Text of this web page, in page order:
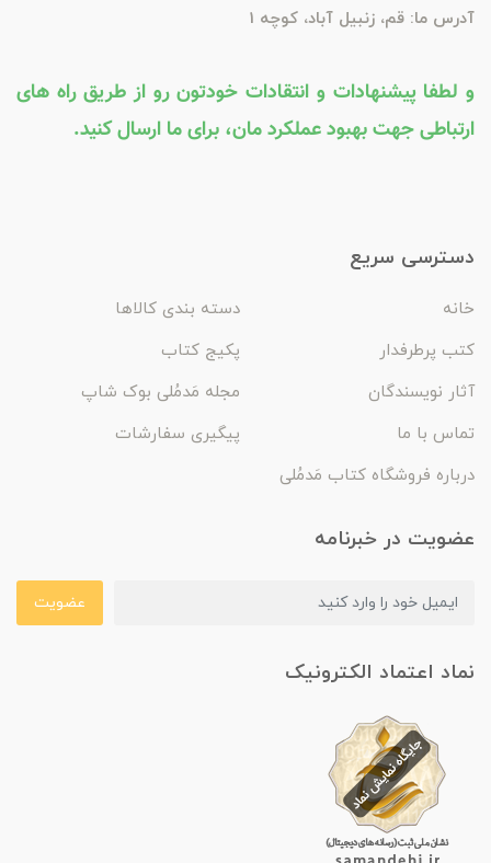
آدرس ما: قم، زنبیل آباد، کوچه 1
و لطفا پیشنهادات و انتقادات خودتون رو از طریق راه های
ارتباطی جهت بهبود عملکرد مان، برای ما ارسال کنید.
دسترسی سریع
خانه
دسته بندی کالاها
کتب پرطرفدار
پکیج کتاب
آثار نویسندگان
مجله مَدمُلی بوک شاپ
تماس با ما
پیگیری سفارشات
درباره فروشگاه کتاب مَدمُلی
عضویت در خبرنامه
عضویت
نماد اعتماد الکترونیک